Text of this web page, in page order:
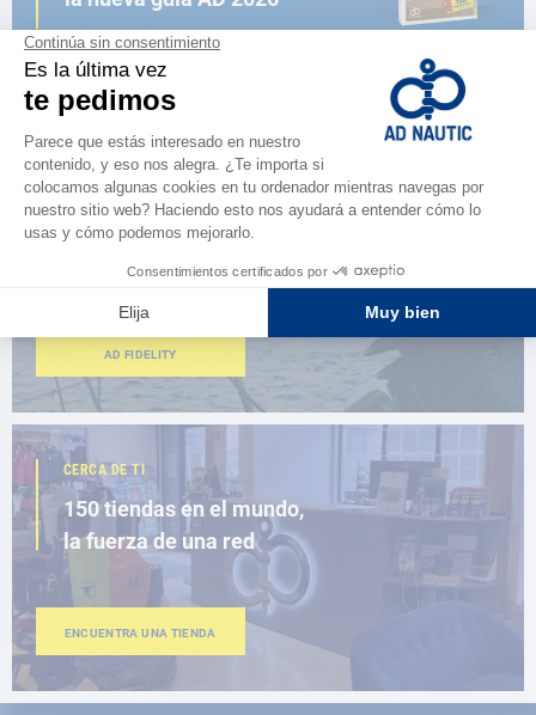
NAVEGAR POR EL CATÁLOGO
ESPACIO FIDELIDAD
¿Eres apasionado?
Benefíciate de ventajas exclusivas
AD FIDELITY
CERCA DE TI
150 tiendas en el mundo,
la fuerza de una red
ENCUENTRA UNA TIENDA